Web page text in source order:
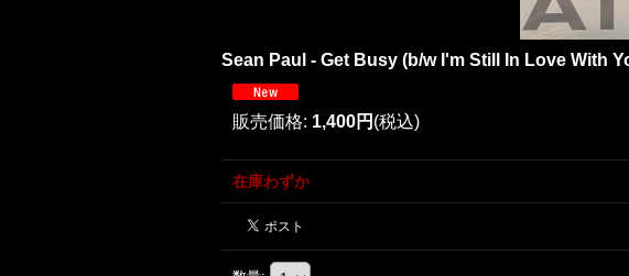
Sean Paul - Get Busy (b/w I'm Still In Love With
販売価格: 1,400円 (税込)
在庫わずか